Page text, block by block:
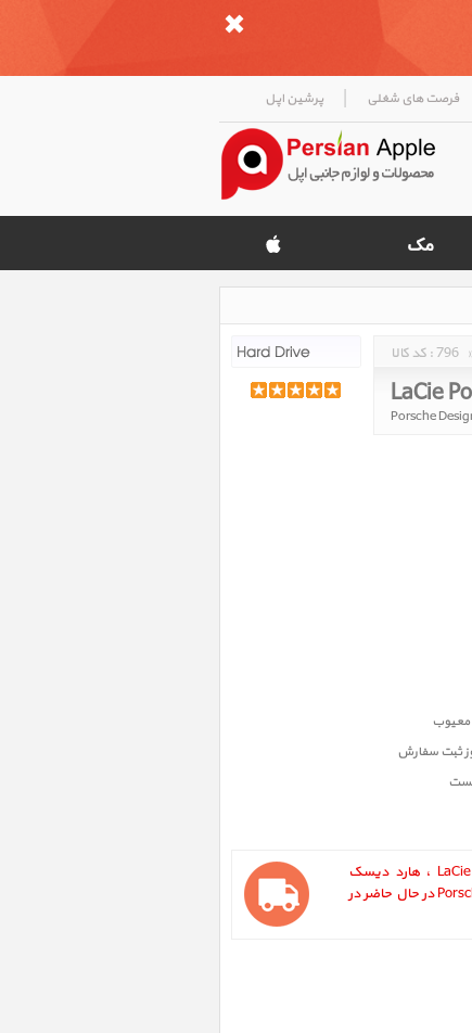
فرصت های شغلی | پرشین اپل
کد کالا :796 »
LaCie
ثبت سفارش
LaCie Porsche Design P'9223 Slim 500GB ‎ ، هارد دیسک
اکسترنال لسی Porsche Design P'9223 500TB در حال حاضر در